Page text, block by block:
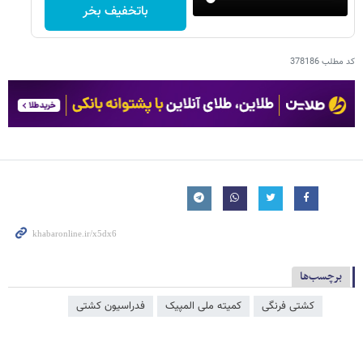
باتخفیف بخر
کد مطلب378186
برچسب‌ها
کشتی فرنگی کمیته ملی المپیک فدراسیون کشتی